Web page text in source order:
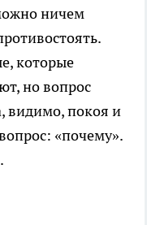
ничем
которые
но вопрос
видимо, покоя и
«почему».